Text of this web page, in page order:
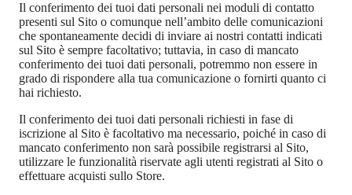
Il conferimento dei tuoi dati personali nei moduli di contatto
presenti sul Sito o comunque nell’ambito delle comunicazioni
che spontaneamente decidi di inviare ai nostri contatti indicati
sul Sito è sempre facoltativo; tuttavia, in caso di mancato
conferimento dei tuoi dati personali, potremmo non essere in
grado di rispondere alla tua comunicazione o fornirti quanto ci
hai richiesto.
Il conferimento dei tuoi dati personali richiesti in fase di
iscrizione al Sito è facoltativo ma necessario, poiché in caso di
mancato conferimento non sarà possibile registrarsi al Sito,
utilizzare le funzionalità riservate agli utenti registrati al Sito o
effettuare acquisti sullo Store.